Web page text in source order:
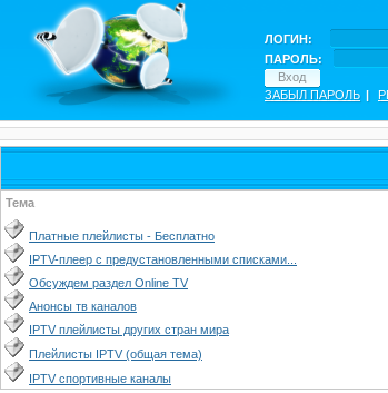
ЛОГИН:
ПАРОЛЬ:
ЗАБЫЛ ПАРОЛЬ |
Тема
Платные плейлисты - Бесплатно
IPTV-плеер с предустановленными списками...
Обсуждем раздел Online TV
Анонсы тв каналов
IPTV плейлисты других стран мира
Плейлисты IPTV (общая тема)
IPTV спортивные каналы